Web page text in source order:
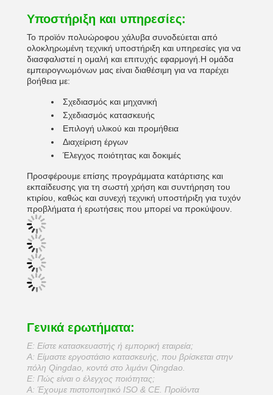
Υποστήριξη και υπηρεσίες:
Το προϊόν πολυώροφου χάλυβα συνοδεύεται από
ολοκληρωμένη τεχνική υποστήριξη και υπηρεσίες για να
διασφαλιστεί η ομαλή και επιτυχής εφαρμογή.Η ομάδα
εμπειρογνωμόνων μας είναι διαθέσιμη για να παρέχει
βοήθεια με:
Σχεδιασμός και μηχανική
Σχεδιασμός κατασκευής
Επιλογή υλικού και προμήθεια
Διαχείριση έργων
Έλεγχος ποιότητας και δοκιμές
Προσφέρουμε επίσης προγράμματα κατάρτισης και
εκπαίδευσης για τη σωστή χρήση και συντήρηση του
κτιρίου, καθώς και συνεχή τεχνική υποστήριξη για τυχόν
προβλήματα ή ερωτήσεις που μπορεί να προκύψουν.
Γενικά ερωτήματα:
Ε: Είστε κατασκευαστής ή εμπορική εταιρεία;
Α: Είμαστε εργοστάσιο κατασκευής, που βρίσκεται στην
πόλη Qingdao, κοντά στο λιμάνι Qingdao.
Ε: Πώς είναι ο έλεγχος ποιότητας;
Α: Έχουμε πιστοποιητικό ISO & CE. Προϊόντα